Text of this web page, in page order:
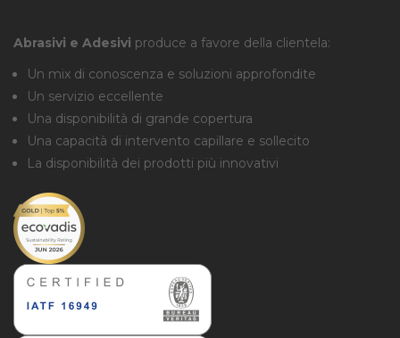
Abrasivi e Adesivi produce a favore della clientela:
Un mix di conoscenza e soluzioni approfondite
Un servizio eccellente
Una disponibilità di grande copertura
Una capacità di intervento capillare e sollecito
La disponibilità dei prodotti più innovativi